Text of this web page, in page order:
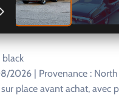
black
2026 | Provenance :
place avant achat,